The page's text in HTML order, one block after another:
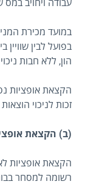
עבודה ויחויב במס
במועד מכירת
בפועל לבין שוויין
הון, ללא חבות
הקצאת אופציות
זכות לניכוי
(ב) הקצאת אופציות לא
הקצאת אופציות
רשומה למסחר